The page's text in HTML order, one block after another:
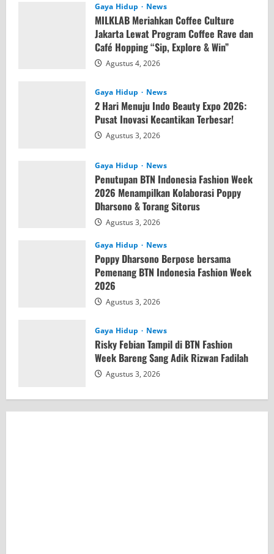
Gaya Hidup News
MILKLAB Meriahkan Coffee Culture
Jakarta Lewat Program Coffee Rave dan
Café Hopping “Sip, Explore & Win”
Agustus 4, 2026
Gaya Hidup News
2 Hari Menuju Indo Beauty Expo 2026:
Pusat Inovasi Kecantikan Terbesar!
Agustus 3, 2026
Gaya Hidup News
Penutupan BTN Indonesia Fashion Week
2026 Menampilkan Kolaborasi Poppy
Dharsono & Torang Sitorus
Agustus 3, 2026
Gaya Hidup News
Poppy Dharsono Berpose bersama
Pemenang BTN Indonesia Fashion Week
2026
Agustus 3, 2026
Gaya Hidup News
Risky Febian Tampil di BTN Fashion
Week Bareng Sang Adik Rizwan Fadilah
Agustus 3, 2026